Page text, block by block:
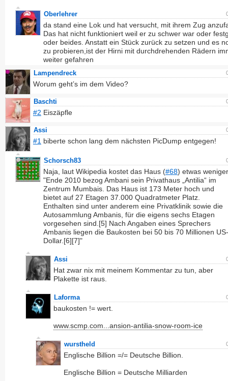
Oberlehrer
da stand eine Lok und hat versucht, mit ihrem Zug
Das hat nicht funktioniert weil er zu schwer war oder
oder beides. Anstatt ein Stück zurück zu setzen und es
zu probieren,ist der Hirni mit durchdrehenden Rädern
weiter gefahren
Lampendreck
Worum geht’s im dem Video?
Baschti
#2 Eiszäpfle
Assi
#1 biberte schon lang dem nächsten PicDump entgegen!
Schorsch83
Naja, laut Wikipedia kostet das Haus (#68) etwas
"Ende 2010 bezog Ambani sein Privathaus „Antilia“ im
Zentrum Mumbais. Das Haus ist 173 Meter hoch und
bietet auf 27 Etagen 37.000 Quadratmeter Platz.
Enthalten sind unter anderem eine Privatklinik sowie die
Autosammlung Ambanis, für die eigens sechs Etagen
vorgesehen sind.[5] Nach Angaben eines Sprechers
Ambanis liegen die Baukosten bei 50 bis 70 Millionen US-
Dollar.[6][7]"
Assi
Hat zwar nix mit meinem Kommentar zu tun, aber
Plakette ist raus.
Laforma
baukosten != wert.
www.scmp.com...ansion-antilia-snow-room-ice
wurstheld
Englische Billion =/= Deutsche Billion.
Englische Billion = Deutsche Milliarden